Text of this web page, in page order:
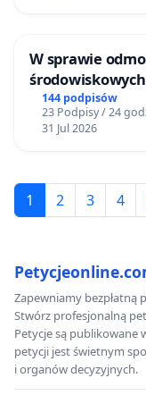
W sprawie
zakładu
Ostrowiu
mieszkańców i
144 podpisów
23 Podpisy / 24
31 Jul 2026
1 2 3 4
Zapewniamy
Stwórz profesjonalną
Petycje są publikowane
petycji jest świetnym
i organów decyzyjnych.